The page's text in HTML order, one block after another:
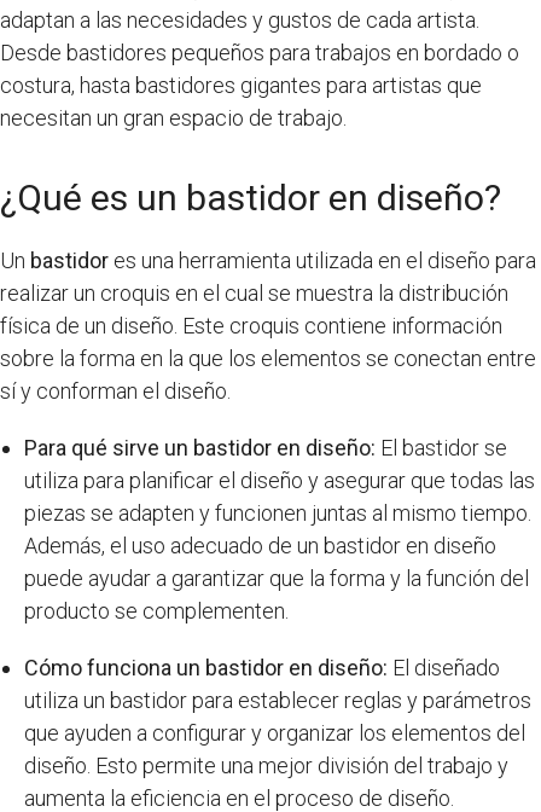
adaptan a las necesidades y gustos de cada artista.
Desde bastidores pequeños para trabajos en bordado o
costura, hasta bastidores gigantes para artistas que
necesitan un gran espacio de trabajo.
¿Qué es un bastidor en diseño?
Un bastidor es una herramienta utilizada en el diseño para
realizar un croquis en el cual se muestra la distribución
física de un diseño. Este croquis contiene información
sobre la forma en la que los elementos se conectan entre
sí y conforman el diseño.
Para qué sirve un bastidor en diseño: El bastidor se
utiliza para planificar el diseño y asegurar que todas las
piezas se adapten y funcionen juntas al mismo tiempo.
Además, el uso adecuado de un bastidor en diseño
puede ayudar a garantizar que la forma y la función del
producto se complementen.
Cómo funciona un bastidor en diseño: El diseñado
utiliza un bastidor para establecer reglas y parámetros
que ayuden a configurar y organizar los elementos del
diseño. Esto permite una mejor división del trabajo y
aumenta la eficiencia en el proceso de diseño.